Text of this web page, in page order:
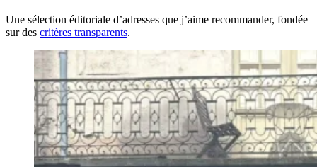
Une sélection éditoriale d’adresses que j’aime recommander, fondée
sur des critères transparents.